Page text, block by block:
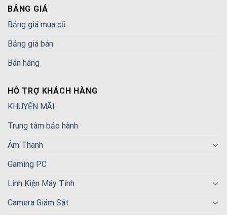
BẢNG GIÁ
Bảng giá mua cũ
Bảng giá bán
Bán hàng
HỖ TRỢ KHÁCH HÀNG
KHUYẾN MÃI
Trung tâm bảo hành
Âm Thanh
Gaming PC
Linh Kiện Máy Tính
Camera Giám Sát